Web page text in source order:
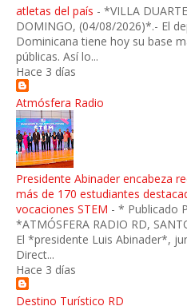
atletas del país - *VILLA
DOMINGO, (04/08/2026)*.- El
Dominicana tiene hoy su base
públicas. Así lo...
Hace 3 días
Atmósfera Radio
Presidente Abinader encabeza
más de 170 estudiantes
vocaciones STEM - * Publicado
*ATMÓSFERA RADIO RD,
El *presidente Luis Abinader*,
Direct...
Hace 3 días
Destino Turístico RD